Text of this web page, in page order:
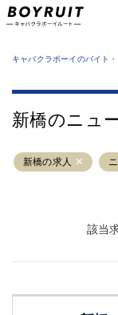
キャバクラボーイのバイト
新橋のニュ
新橋の求人
該当
六本木
吉祥寺